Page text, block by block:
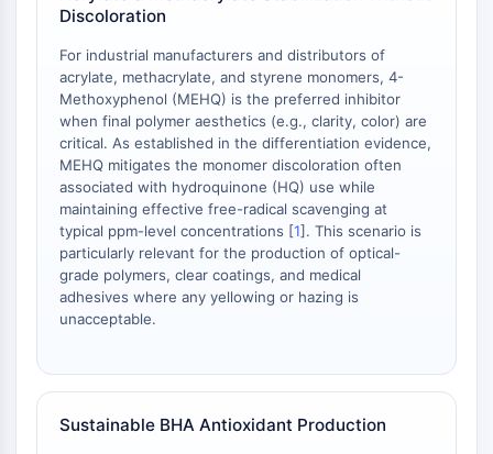
Récepteur Fc
AIM2
CD2
Glycoprotéine VI
Ostéopontine
Mort cellulaire programmée 4 PDCD4
Protéine S100
CD3
Récepteurs de type lectine C CTLRs
E-Sélectine
CD20
DOCK
I SR-BI
Tim3
LAG-3
Discoloration
For industrial manufacturers and distributors of
acrylate, methacrylate, and styrene monomers, 4-
Methoxyphenol (MEHQ) is the preferred inhibitor
when final polymer aesthetics (e.g., clarity, color) are
critical. As established in the differentiation evidence,
MEHQ mitigates the monomer discoloration often
associated with hydroquinone (HQ) use while
maintaining effective free-radical scavenging at
typical ppm-level concentrations [1]. This scenario is
particularly relevant for the production of optical-
grade polymers, clear coatings, and medical
adhesives where any yellowing or hazing is
unacceptable.
Sustainable BHA Antioxidant Production